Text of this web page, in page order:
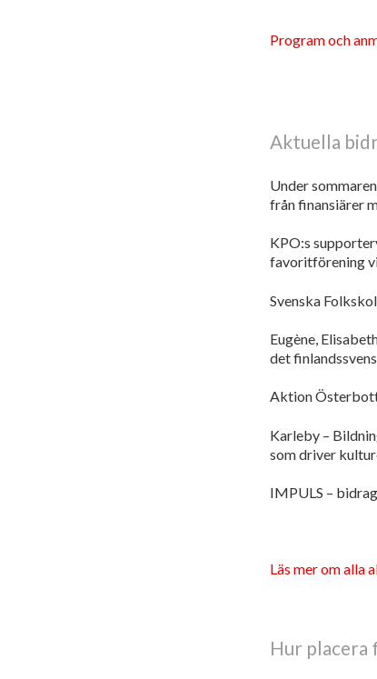
Program och
Aktuella
Under
från finansiärer
KPO:s
favoritförening
Svenska
Eugène,
det
Aktion
Karleby –
som driver
IMPULS ­–
Läs mer om alla
Hur placera